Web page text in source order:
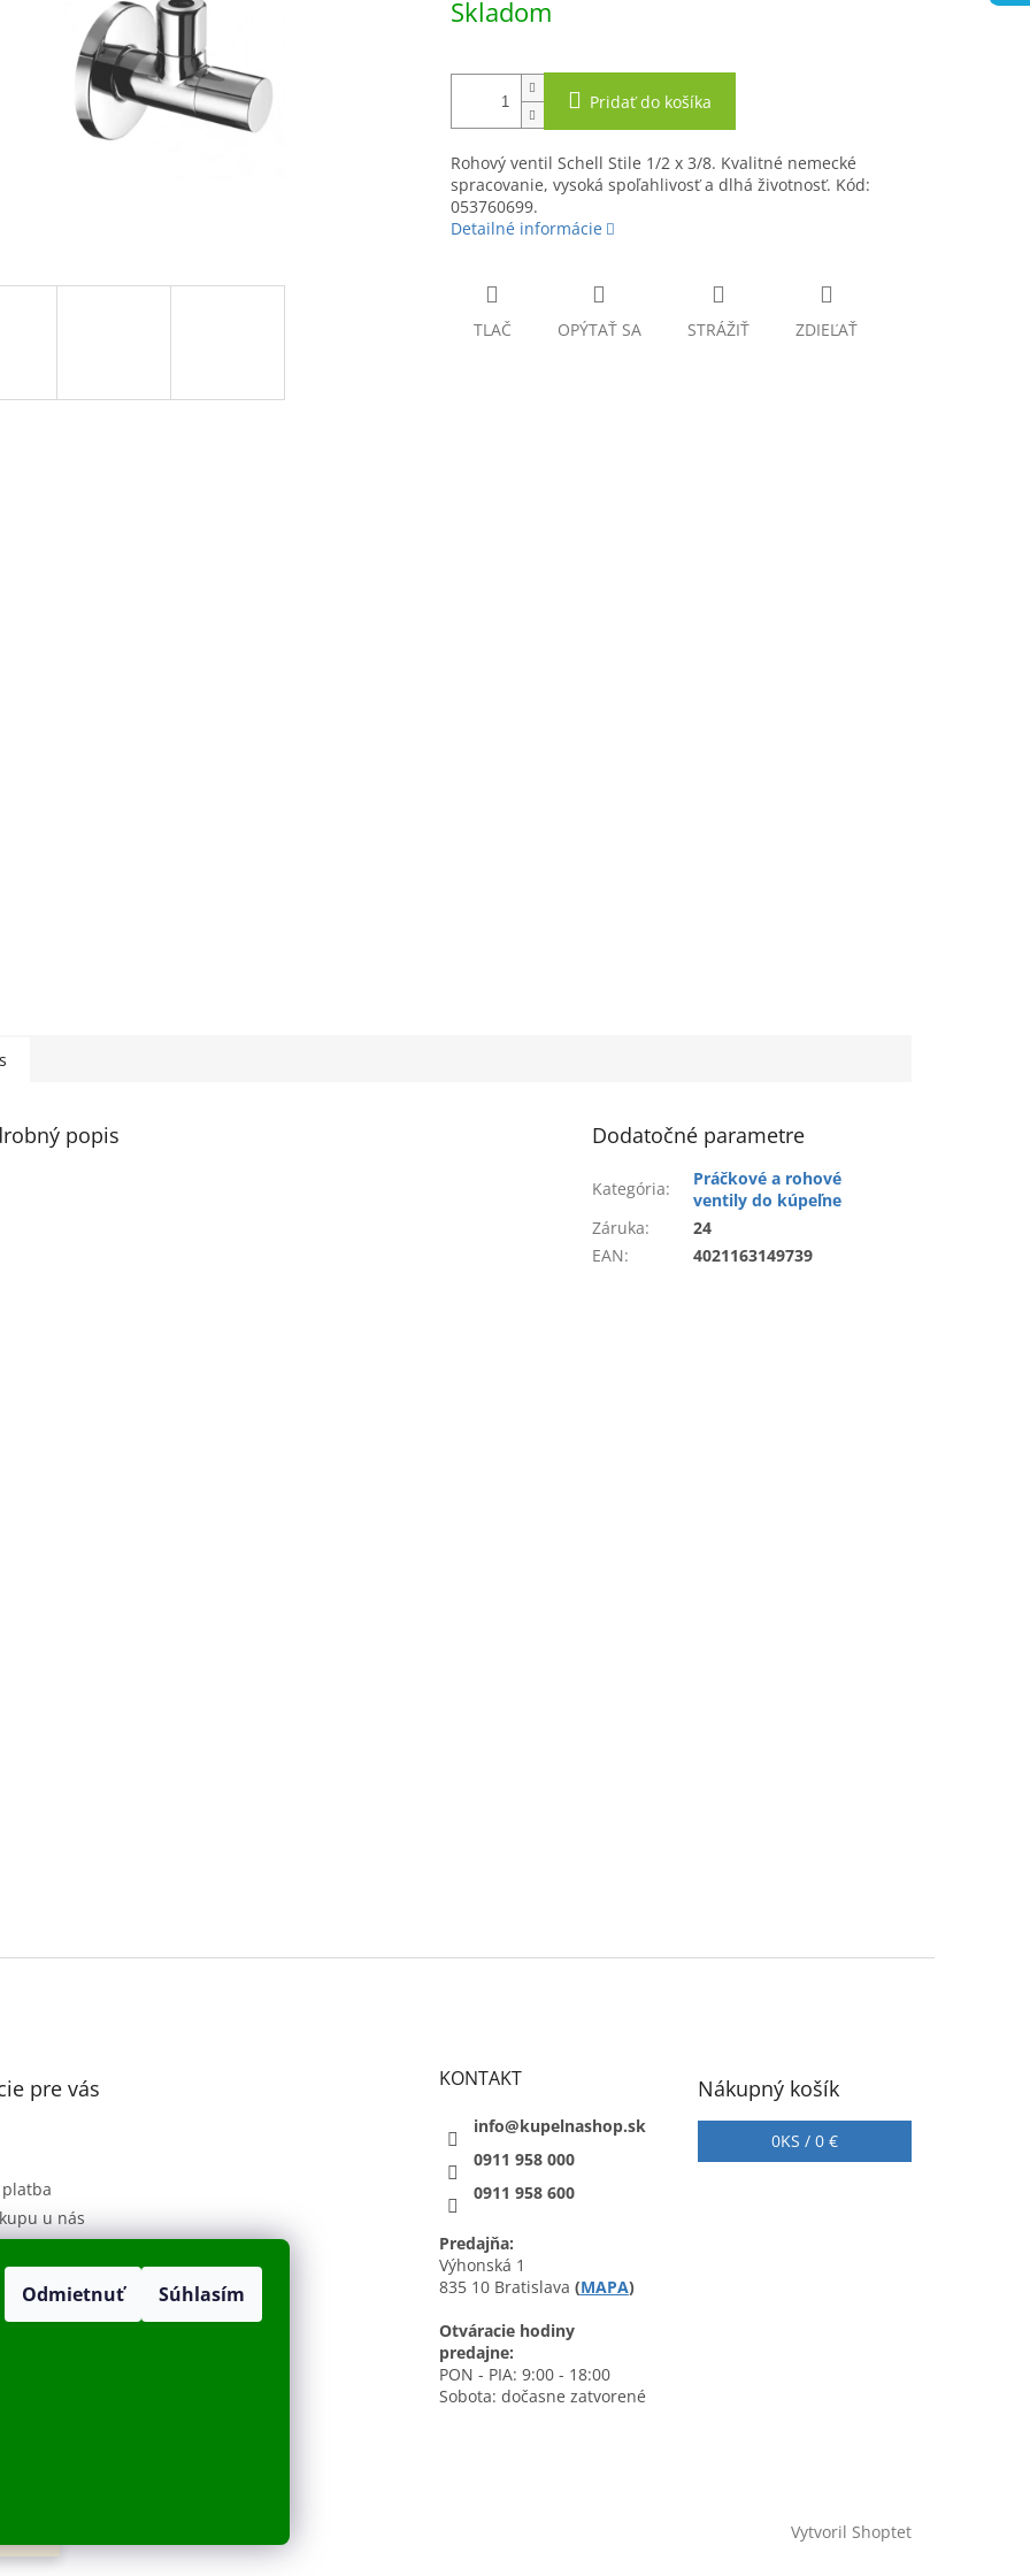
Odmietnuť Súhlasím
hviezdičiek.
cena:
Skladom
Pridať do košíka
Rohový ventil Schell Stile 1/2 x 3/8. Kvalitné nemecké
spracovanie, vysoká spoľahlivosť a dlhá životnosť. Kód:
053760699.
Detailné informácie
TLAČ OPÝTAŤ SA STRÁŽIŤ ZDIEĽAŤ
popis Dodatočné parametre
Kategória:
Práčkové a rohové
ventily do kúpeľne
Záruka:
24
EAN: 4021163149739
pre vás
u nás
údajov
KONTAKT
info@kupelnashop.sk
0911 958 000
0911 958 600
Predajňa:
Výhonská 1
835 10 Bratislava (MAPA)
Otváracie hodiny
predajne:
PON - PIA: 9:00 - 18:00
Sobota: dočasne zatvorené
Nákupný košík
0KS /0 €
Vytvoril Shoptet